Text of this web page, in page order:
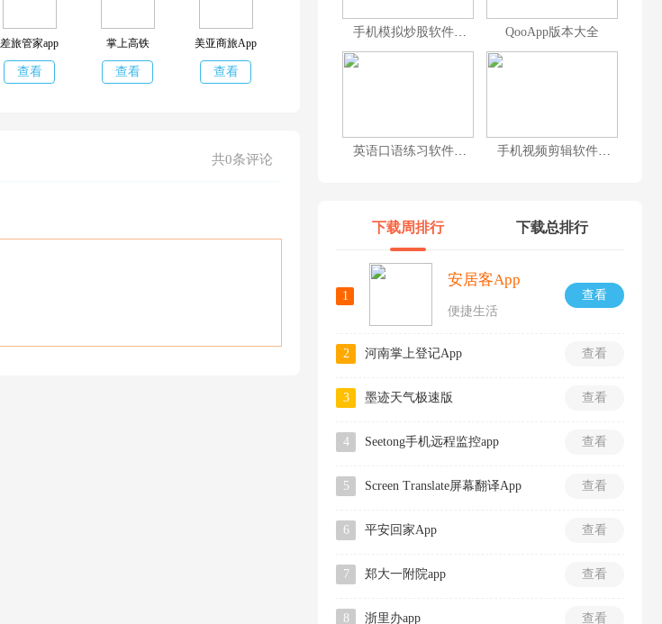
差旅管家app
查看
掌上高铁
查看
美亚商旅App
查看
共0条评论
手机模拟炒股软件合集 QooApp版本大全
英语口语练习软件排行榜前十名 手机视频剪辑软件排行榜前十名
下载周排行 下载总排行
1 查看
安居客App
便捷生活
2 查看
河南掌上登记App
3 查看
墨迹天气极速版
4 查看
Seetong手机远程监控app
5 查看
Screen Translate屏幕翻译App
6 查看
平安回家App
7 查看
郑大一附院app
8 查看
浙里办app